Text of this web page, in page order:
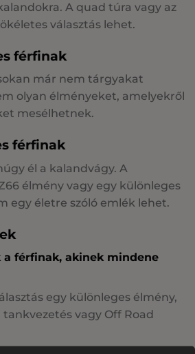
A quad túra vagy az
választás lehet.
férfinak
már nem tárgyakat
olyan élményeket, amelyekről
mesélhetnek.
férfinak
él a kalandvágy. A
élmény vagy egy különleges
egy életre szóló emlék lehet.
a férfinak, akinek mindene
egy különleges élmény,
vagy Off Road